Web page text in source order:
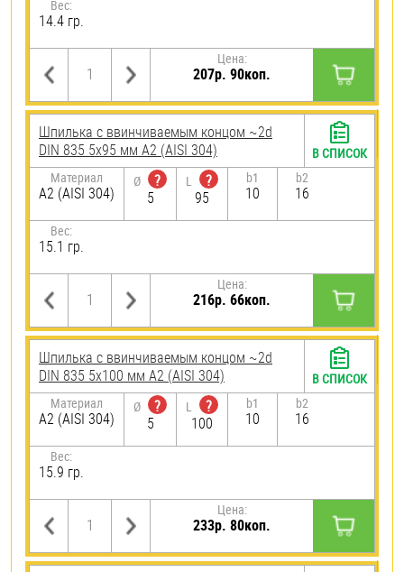
Вес:
14.4 гр.
Цена:
207р. 90коп.
Шпилька c ввинчиваемым концом ~2d
DIN 835 5х95 мм А2 (AISI 304)
Материал
А2 (AISI 304)
Ø
?
5
L
?
95
b1
10
b2
16
Вес:
15.1 гр.
Цена:
216р. 66коп.
В СПИСОК
Шпилька c ввинчиваемым концом ~2d
DIN 835 5х100 мм А2 (AISI 304)
Материал
А2 (AISI 304)
Ø
?
5
L
?
100
b1
10
b2
16
Вес:
15.9 гр.
Цена:
233р. 80коп.
В СПИСОК